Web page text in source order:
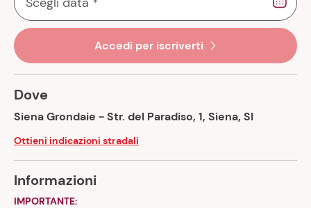
Accedi per iscriverti
Dove
Siena Grondaie - Str. del Paradiso, 1, Siena, SI
Ottieni indicazioni stradali
Informazioni
IMPORTANTE: